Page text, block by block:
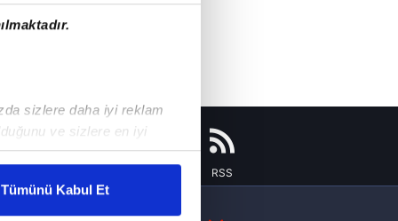
sizlere daha iyi reklam
ve sizlere en iyi
karşılamak
gösterilmeyecektir."
Tümünü Kabul Et
RSS